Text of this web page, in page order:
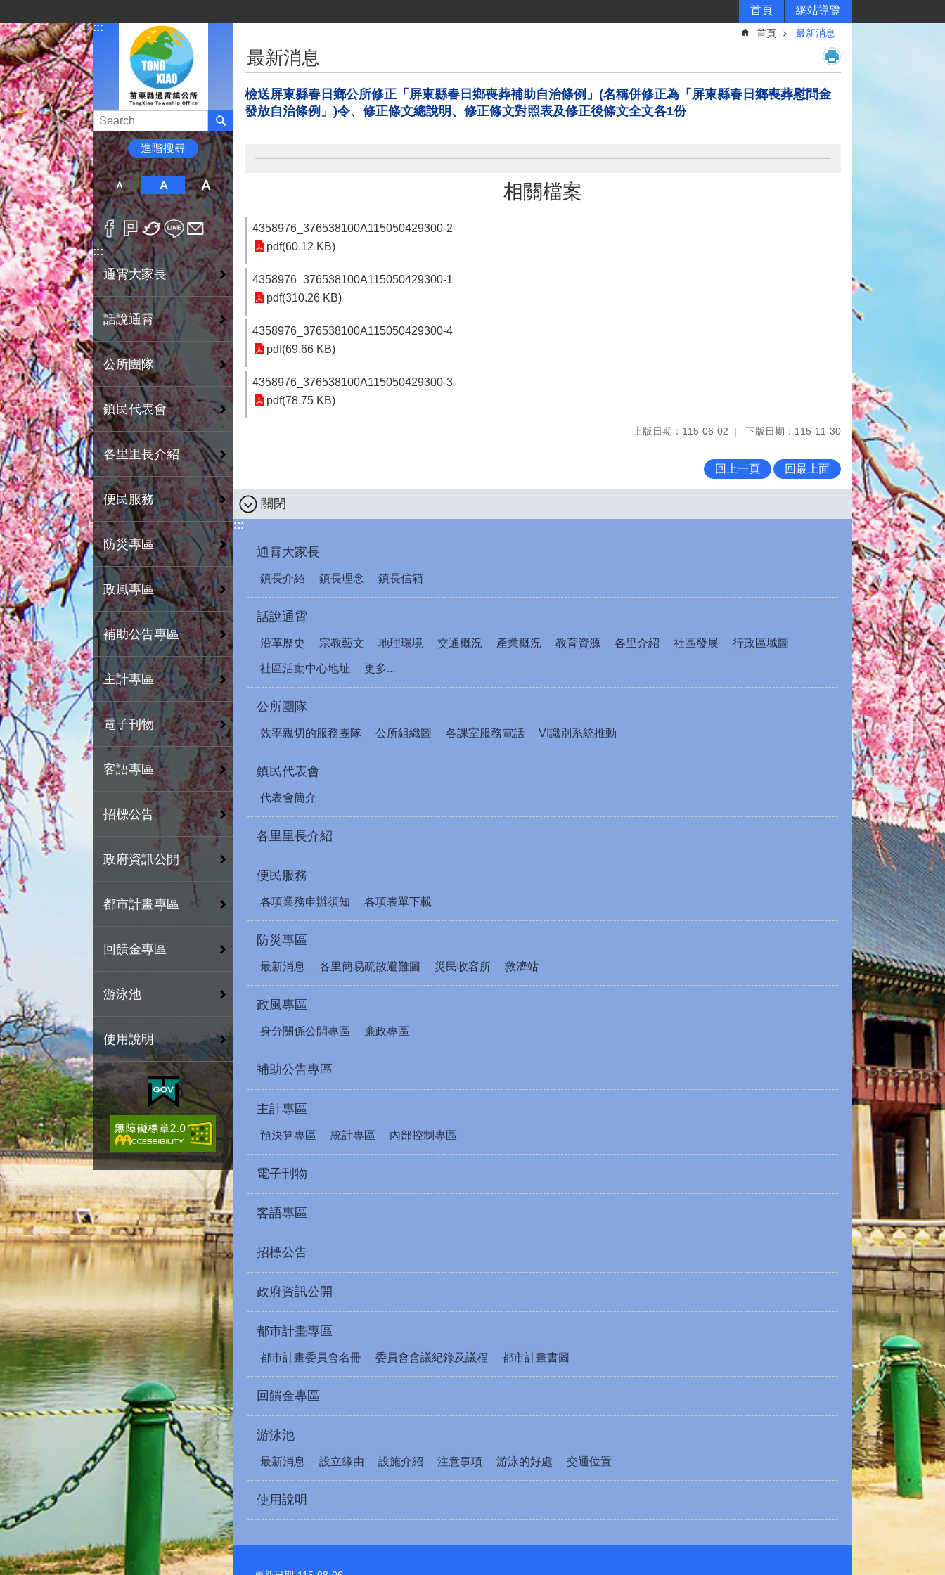
:::
首頁 網站導覽
進階搜尋
:::
通霄大家長
話說通霄
公所團隊
鎮民代表會
各里里長介紹
便民服務
防災專區
政風專區
補助公告專區
主計專區
電子刊物
客語專區
招標公告
政府資訊公開
都市計畫專區
回饋金專區
游泳池
使用說明
首頁 最新消息
最新消息
檢送屏東縣春日鄉公所修正「屏東縣春日鄉喪葬補助自治條例」(名稱併修正為「屏東縣春日鄉喪葬慰問金
發放自治條例」)令、修正條文總說明、修正條文對照表及修正後條文全文各1份
相關檔案
4358976_376538100A115050429300-2
pdf(60.12 KB)
4358976_376538100A115050429300-1
pdf(310.26 KB)
4358976_376538100A115050429300-4
pdf(69.66 KB)
4358976_376538100A115050429300-3
pdf(78.75 KB)
上版日期：115-06-02 下版日期：115-11-30
回上一頁 回最上面
關閉
:::
通霄大家長
鎮長介紹 鎮長理念 鎮長信箱
話說通霄
沿革歷史 宗教藝文 地理環境 交通概況 產業概況 教育資源 各里介紹 社區發展 行政區域圖
社區活動中心地址 更多...
公所團隊
效率親切的服務團隊 公所組織圖 各課室服務電話 VI識別系統推動
鎮民代表會
代表會簡介
各里里長介紹
便民服務
各項業務申辦須知 各項表單下載
防災專區
最新消息 各里簡易疏散避難圖 災民收容所 救濟站
政風專區
身分關係公開專區 廉政專區
補助公告專區
主計專區
預決算專區 統計專區 內部控制專區
電子刊物
客語專區
招標公告
政府資訊公開
都市計畫專區
都市計畫委員會名冊 委員會會議紀錄及議程 都市計畫書圖
回饋金專區
游泳池
最新消息 設立緣由 設施介紹 注意事項 游泳的好處 交通位置
使用說明